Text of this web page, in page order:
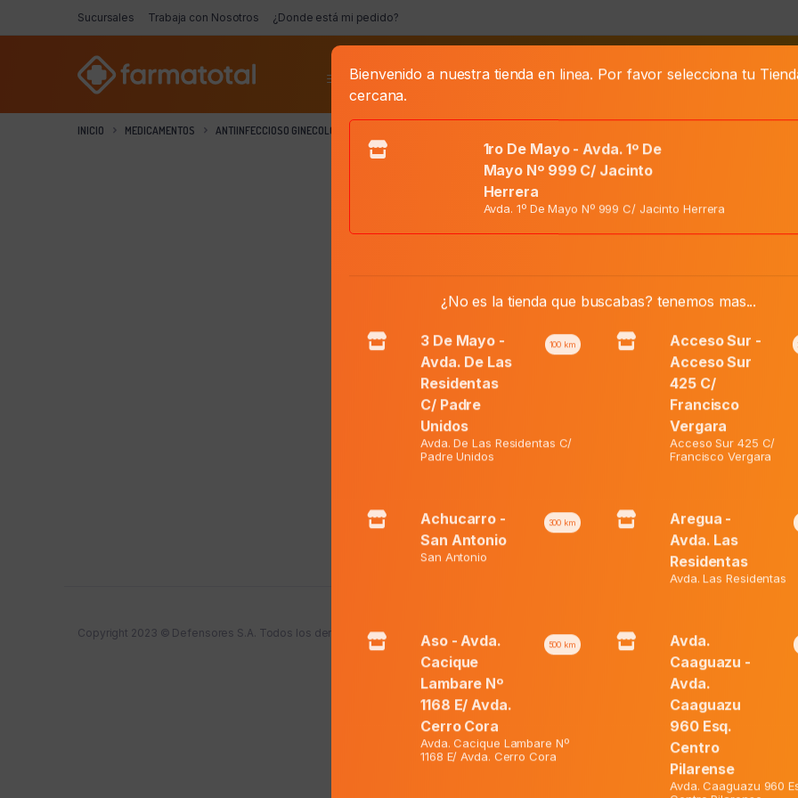
Sucursales Trabaja con Nosotros ¿Donde está mi pedido?
Categorías
INICIO MEDICAMENTOS ANTIINFECCIOSO GINECOLOGICO
Precio Normal:₲59.100El
Precio Web:₲49.600El
₲
Añadir al carrito
Copyright 2023 © Defensores S.A. Todos los derechos reservados.
Bienvenido a nuestra tienda en linea. Por favor selecciona tu
cercana.
1ro De Mayo - Avda. 1º De
Mayo Nº 999 C/ Jacinto
Herrera
Avda. 1º De Mayo Nº 999 C/ Jacinto Herrera
¿No es la tienda que buscabas? tenemos mas...
3 De Mayo -
Avda. De Las
Residentas
C/ Padre
Unidos
100 km
Avda. De Las Residentas C/
Padre Unidos
Acceso Sur -
Acceso Sur
425 C/
Francisco
Vergara
Acceso Sur 425 C/
Francisco Vergara
Achucarro -
San Antonio
300 km
San Antonio
Aregua -
Avda. Las
Residentas
Avda. Las Residentas
Aso - Avda.
Cacique
Lambare Nº
1168 E/ Avda.
Cerro Cora
500 km
Avda. Cacique Lambare Nº
1168 E/ Avda. Cerro Cora
Avda.
Caaguazu -
Avda.
Caaguazu
960 Esq.
Centro
Pilarense
Avda. Caaguazu 960